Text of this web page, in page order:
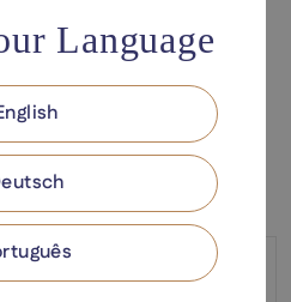
together!
over CHF 80.- in
Language